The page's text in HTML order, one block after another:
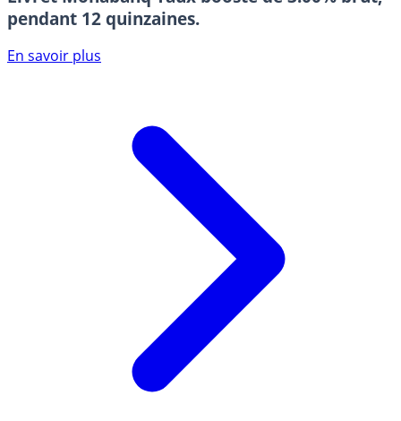
pendant 12 quinzaines.
En savoir plus